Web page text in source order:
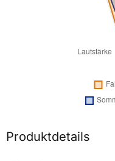
Produktdetails